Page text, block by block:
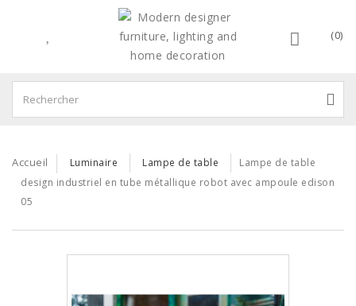
(0)
Accueil Luminaire Lampe de table
Lampe de table
design industriel en tube métallique robot avec ampoule edison
05